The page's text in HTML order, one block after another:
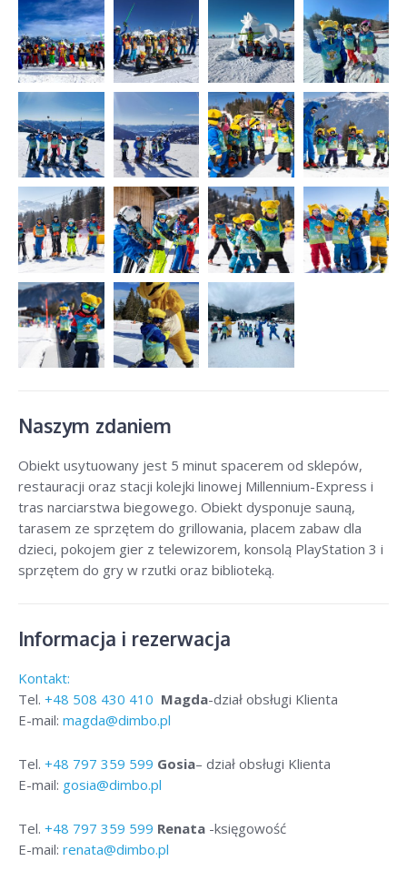
Naszym zdaniem
Obiekt usytuowany jest 5 minut spacerem od sklepów,
restauracji oraz stacji kolejki linowej Millennium-Express i
tras narciarstwa biegowego. Obiekt dysponuje sauną,
tarasem ze sprzętem do grillowania, placem zabaw dla
dzieci, pokojem gier z telewizorem, konsolą PlayStation 3 i
sprzętem do gry w rzutki oraz biblioteką.
Informacja i rezerwacja
Kontakt:
Tel. +48 508 430 410 Magda-dział obsługi Klienta
E-mail: magda@dimbo.pl
Tel. +48 797 359 599 Gosia– dział obsługi Klienta
E-mail: gosia@dimbo.pl
Tel. +48 797 359 599 Renata -księgowość
E-mail: renata@dimbo.pl